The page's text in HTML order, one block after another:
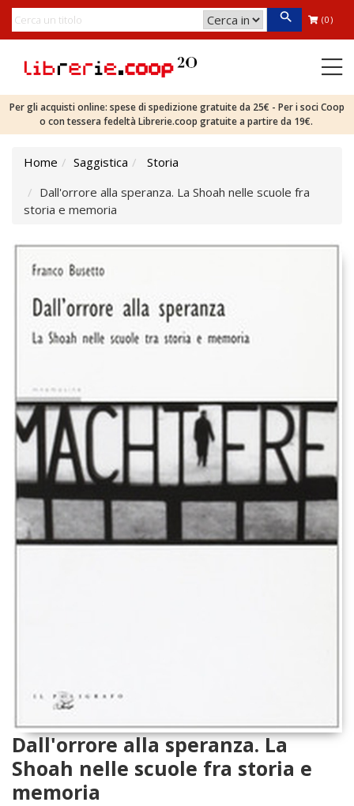
(0)
Per gli acquisti online: spese di spedizione gratuite da 25€ - Per i soci Coop
o con tessera fedeltà Librerie.coop gratuite a partire da 19€.
Home Saggistica
Storia
Dall'orrore alla speranza. La Shoah nelle scuole fra
storia e memoria
Dall'orrore alla speranza. La
Shoah nelle scuole fra storia e
memoria